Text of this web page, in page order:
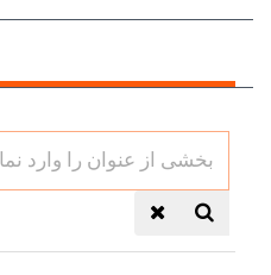
وارد
نمایید